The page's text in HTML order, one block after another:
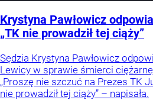
Krystyna Pawłowicz
„TK nie prowadził tej ciąży”
Sędzia Krystyna Pawłowicz
Lewicy w sprawie śmierci
„Proszę nie szczuć na Prezes TK
nie prowadził tej ciąży” – napisała.